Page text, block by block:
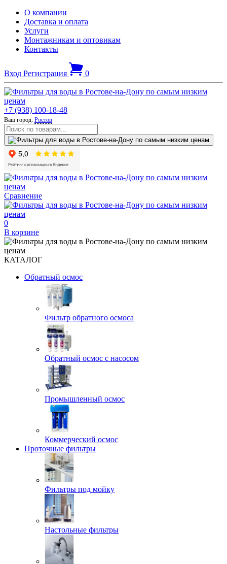
О компании
Доставка и оплата
Услуги
Монтажникам и оптовикам
Контакты
Вход Регистрация 0
+7 (938) 100-18-48
Ваш город: Ростов
Сравнение
0
В корзине
КАТАЛОГ
Обратный осмос
Фильтр обратного осмоса
Обратный осмос с насосом
Промышленный осмос
Коммерческий осмос
Проточные фильтры
Фильтры под мойку
Настольные фильтры